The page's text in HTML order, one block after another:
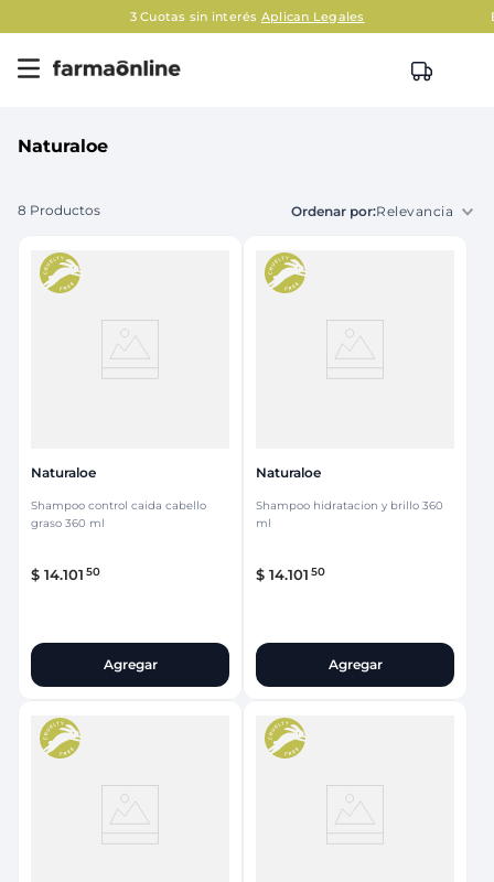
3 Cuotas sin interés Aplican Legales
Naturaloe
8 Productos Relevancia
Naturaloe
Shampoo control caida cabello
graso 360 ml
$ 14.101 50
Agregar
Naturaloe
Shampoo hidratacion y brillo 360
ml
$ 14.101 50
Agregar